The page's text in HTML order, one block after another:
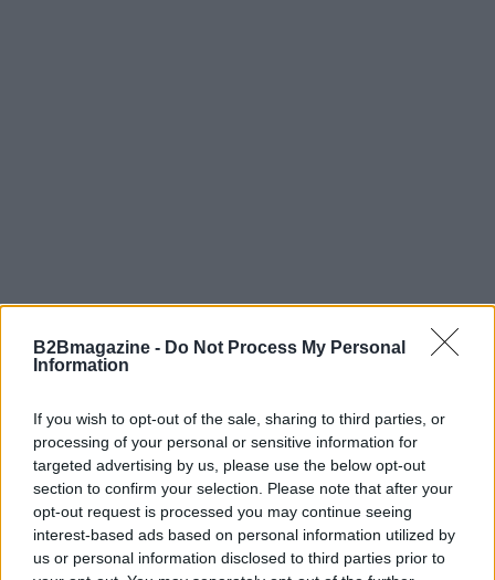
B2Bmagazine - Do Not Process My Personal
Information
If you wish to opt-out of the sale, sharing to third parties, or
processing of your personal or sensitive information for
targeted advertising by us, please use the below opt-out
section to confirm your selection. Please note that after your
opt-out request is processed you may continue seeing
interest-based ads based on personal information utilized by
us or personal information disclosed to third parties prior to
AUTORE
Linda Pellegrini
Linda Pellegrini ha raccontato da Genova il
processo di riconversione dell'ex area
portuale entrando in Comune per un'intervista
decisiva; è caporedattore con responsabilità